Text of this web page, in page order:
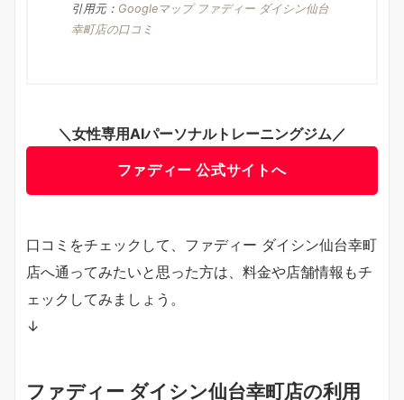
引用元： Googleマップ ファディー ダイシン仙台
幸町店の口コミ
＼女性専用AIパーソナルトレーニングジム／
ファディー 公式サイトへ
口コミをチェックして、ファディー ダイシン仙台幸町
店へ通ってみたいと思った方は、料金や店舗情報もチ
ェックしてみましょう。
↓
ファディー ダイシン仙台幸町店の利用